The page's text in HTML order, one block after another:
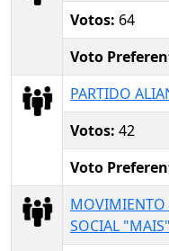
Votos: 64
Voto
PARTIDO
Votos: 42
Voto
MOVIMIENTO
SOCIAL "MAIS"